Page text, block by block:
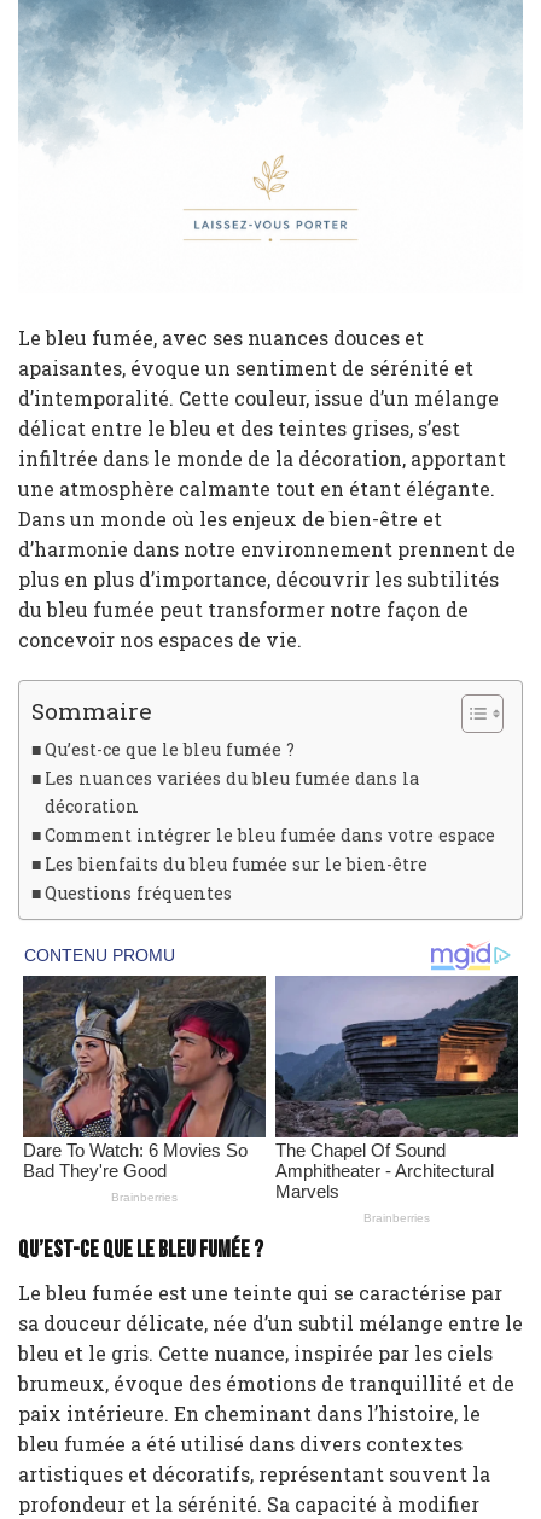
Le bleu fumée, avec ses nuances douces et
apaisantes, évoque un sentiment de sérénité et
d’intemporalité. Cette couleur, issue d’un mélange
délicat entre le bleu et des teintes grises, s’est
infiltrée dans le monde de la décoration, apportant
une atmosphère calmante tout en étant élégante.
Dans un monde où les enjeux de bien-être et
d’harmonie dans notre environnement prennent de
plus en plus d’importance, découvrir les subtilités
du bleu fumée peut transformer notre façon de
concevoir nos espaces de vie.
Sommaire
Qu’est-ce que le bleu fumée ?
Les nuances variées du bleu fumée dans la
décoration
Comment intégrer le bleu fumée dans votre espace
Les bienfaits du bleu fumée sur le bien-être
Questions fréquentes
Qu’est-ce que le bleu fumée ?
Le bleu fumée est une teinte qui se caractérise par
sa douceur délicate, née d’un subtil mélange entre le
bleu et le gris. Cette nuance, inspirée par les ciels
brumeux, évoque des émotions de tranquillité et de
paix intérieure. En cheminant dans l’histoire, le
bleu fumée a été utilisé dans divers contextes
artistiques et décoratifs, représentant souvent la
profondeur et la sérénité. Sa capacité à modifier